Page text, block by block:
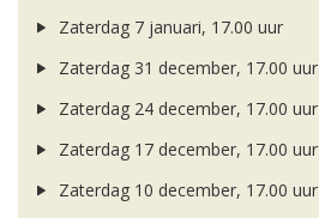
Zaterdag 7 januari, 17.00 uur
Zaterdag 31 december, 17.00 uur
Zaterdag 24 december, 17.00 uur
Zaterdag 17 december, 17.00 uur
Zaterdag 10 december, 17.00 uur